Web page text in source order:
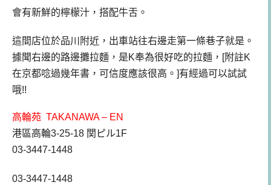
會有新鮮的檸檬汁，搭配牛舌。
這間店位於品川附近，出車站往右邊走第一條巷子就是。
據聞右邊的路邊攤拉麵，是K奉為很好吃的拉麵，[附註K
在京都唸過幾年書，可信度應該很高。]有經過可以試試
哦!!
高輪苑 TAKANAWA – EN
港區高輪3-25-18 関ピル1F
03-3447-1448
03-3447-1448